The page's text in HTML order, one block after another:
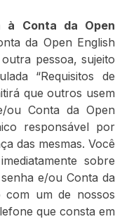
à Conta da Open
da Open English
pessoa, sujeito
“Requisitos de
que outros usem
ou Conta da Open
responsável por
das mesmas. Você
sobre
e/ou Conta da
com um de nossos
que consta em